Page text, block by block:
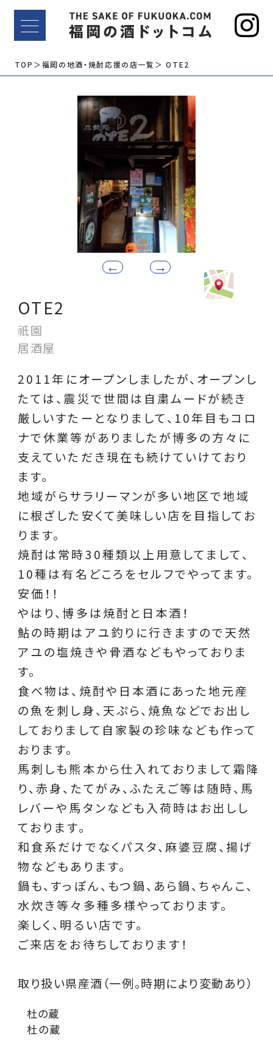
TOP ＞福岡の地酒・焼酎応援の店一覧 ＞ OTE2
OTE2
祇園
居酒屋
2011年にオープンしましたが、オープンし
たては、震災で世間は自粛ムードが続き
厳しいすたーとなりまして、10年目もコロ
ナで休業等がありましたが博多の方々に
支えていただき現在も続けていけており
ます。
地域がらサラリーマンが多い地区で地域
に根ざした安くて美味しい店を目指してお
ります。
焼酎は常時30種類以上用意してまして、
10種は有名どころをセルフでやってます。
安価！！
やはり、博多は焼酎と日本酒！
鮎の時期はアユ釣りに行きますので天然
アユの塩焼きや骨酒などもやっておりま
す。
食べ物は、焼酎や日本酒にあった地元産
の魚を刺し身、天ぷら、焼魚などでお出し
しておりまして自家製の珍味なども作って
おります。
馬刺しも熊本から仕入れておりまして霜降
り、赤身、たてがみ、ふたえご等は随時、馬
レバーや馬タンなども入荷時はお出しし
ております。
和食系だけでなくパスタ、麻婆豆腐、揚げ
物などもあります。
鍋も、すっぽん、もつ鍋、あら鍋、ちゃんこ、
水炊き等々多種多様やっております。
楽しく、明るい店です。
ご来店をお待ちしております！
取り扱い県産酒（一例。時期により変動あり）
杜の蔵
杜の蔵